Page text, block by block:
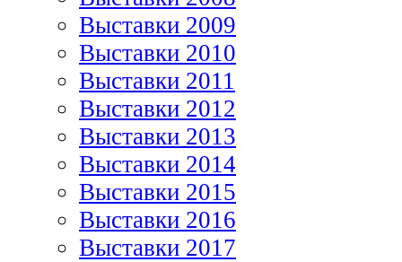
Выставки 2009
Выставки 2010
Выставки 2011
Выставки 2012
Выставки 2013
Выставки 2014
Выставки 2015
Выставки 2016
Выставки 2017